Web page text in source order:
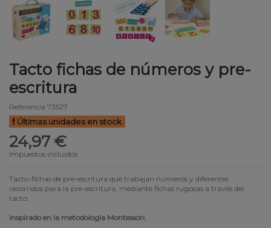
Tacto fichas de números y pre-
escritura
Referencia 73527
Últimas unidades en stock
24,97 €
Impuestos incluidos
Tacto-fichas de pre-escritura que trabajan números y diferentes
recorridos para la pre-escritura, mediante fichas rugosas a través del
tacto.
Inspirado en la metodología Montessori.